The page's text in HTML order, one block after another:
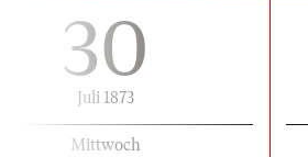
30
Juli 1873
Mittwoch